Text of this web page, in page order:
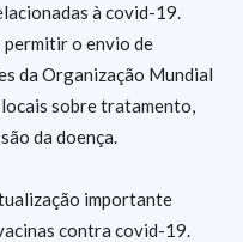
à covid-19.
permitir o envio de
da Organização Mundial
locais sobre tratamento,
da doença.
importante
contra covid-19.